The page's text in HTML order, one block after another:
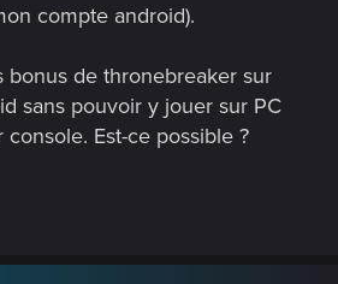
compte android).
bonus de thronebreaker sur
sans pouvoir y jouer sur PC
Est-ce possible ?